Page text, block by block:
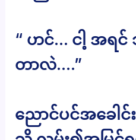
“ ဟင်… ငါ့ အရ
တာလဲ….”
ညောင်ပင်အခေါင်